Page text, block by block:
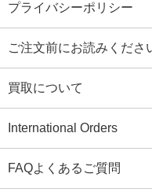
プライバシーポリシー
ご注文前にお読みくださ
買取について
International Orders
FAQよくあるご質問